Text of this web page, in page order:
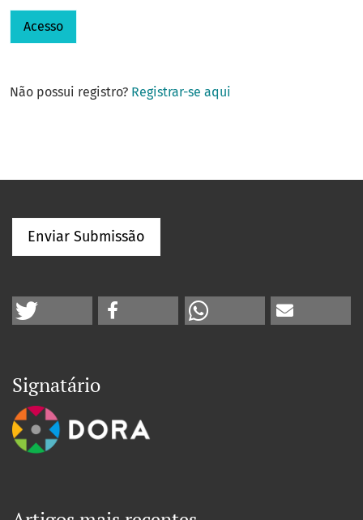
Acesso
Não possui registro? Registrar-se aqui
Enviar Submissão
Signatário